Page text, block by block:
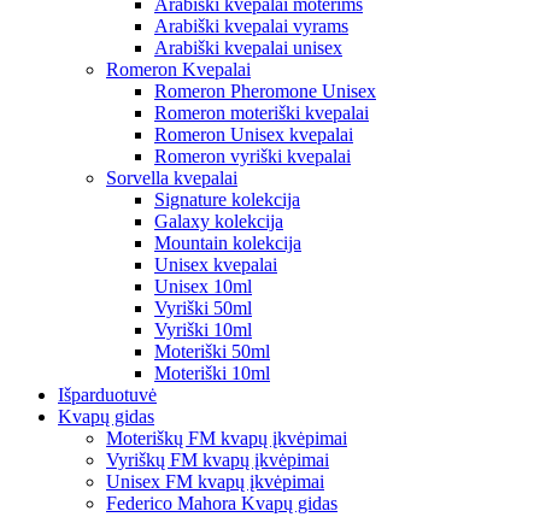
Arabiški kvepalai vyrams
Arabiški kvepalai unisex
Romeron Kvepalai
Romeron Pheromone Unisex
Romeron moteriški kvepalai
Romeron Unisex kvepalai
Romeron vyriški kvepalai
Sorvella kvepalai
Signature kolekcija
Galaxy kolekcija
Mountain kolekcija
Unisex kvepalai
Unisex 10ml
Vyriški 50ml
Vyriški 10ml
Moteriški 50ml
Moteriški 10ml
Išparduotuvė
Kvapų gidas
Moteriškų FM kvapų įkvėpimai
Vyriškų FM kvapų įkvėpimai
Unisex FM kvapų įkvėpimai
Federico Mahora Kvapų gidas